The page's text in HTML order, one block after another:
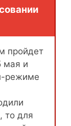
пройдет
мая и
режиме
то для